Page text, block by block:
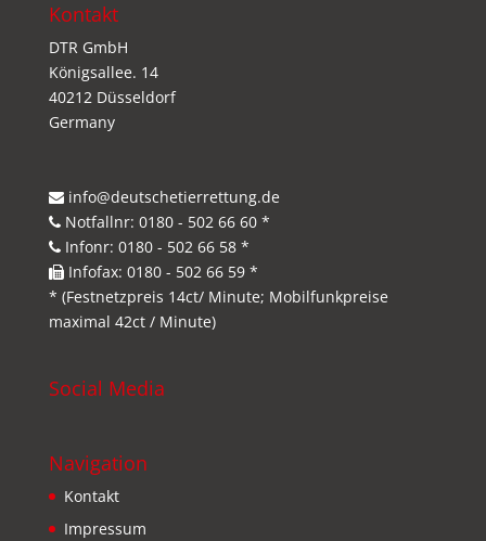
Kontakt
DTR GmbH
Königsallee. 14
40212 Düsseldorf
Germany
info@deutschetierrettung.de
Notfallnr: 0180 - 502 66 60 *
Infonr: 0180 - 502 66 58 *
Infofax: 0180 - 502 66 59 *
* (Festnetzpreis 14ct/ Minute; Mobilfunkpreise
maximal 42ct / Minute)
Social Media
Navigation
Kontakt
Impressum